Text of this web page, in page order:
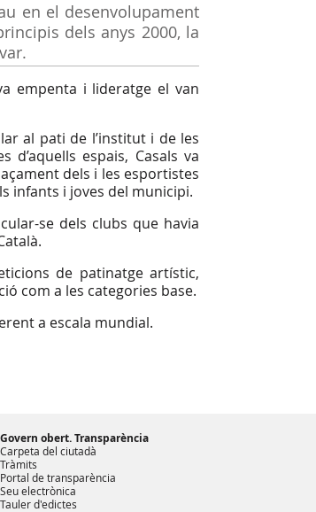
en el desenvolupament
dels anys 2000, la
empenta i lideratge el van
al pati de l’institut i de les
espais, Casals va
dels i les esportistes
infants i joves del municipi.
se dels clubs que havia
de patinatge artístic,
com a les categories base.
a escala mundial.
Govern obert. Transparència
Carpeta del ciutadà
Tràmits
Portal de transparència
Seu electrònica
Tauler d'edictes